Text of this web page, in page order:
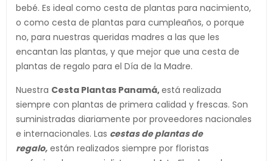
bebé. Es ideal como cesta de plantas para nacimiento,
o como cesta de plantas para cumpleaños, o porque
no, para nuestras queridas madres a las que les
encantan las plantas, y que mejor que una cesta de
plantas de regalo para el Día de la Madre.
Nuestra Cesta Plantas Panamá,está realizada
siempre con plantas de primera calidad y frescas. Son
suministradas diariamente por proveedores nacionales
e internacionales. Las cestasde plantas de
regalo, están realizados siempre por floristas